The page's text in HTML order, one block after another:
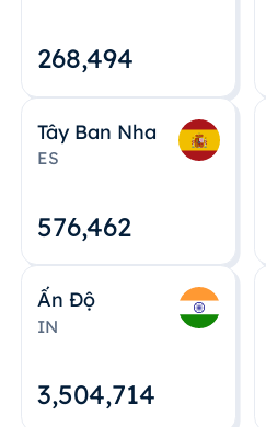
268,495
Tây Ban Nha
ES
576,463
Ấn Độ
IN
3,504,715